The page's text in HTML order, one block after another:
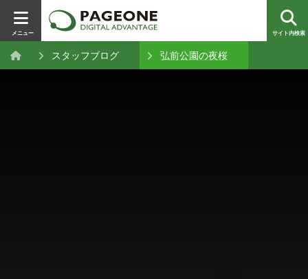
メニュー サイト内検索
スタッフブログ 弘前公園の夜桜